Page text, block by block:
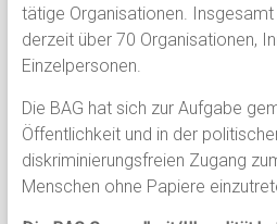
tätige Organisationen.
derzeit über 70 Organisationen,
Einzelpersonen.
Die BAG hat sich zur Aufgabe
Öffentlichkeit und in der
diskriminierungsfreien Zugang
Menschen ohne Papiere